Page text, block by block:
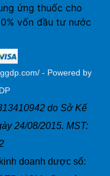
lập từ 01.2019,
ứng thuốc cho
vốn đầu tư nước
- Powered by
do Sở Kế
24/08/2015. MST: